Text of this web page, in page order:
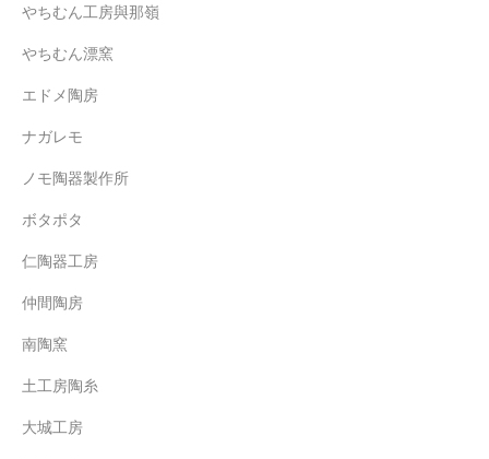
やちむん工房與那嶺
やちむん漂窯
エドメ陶房
ナガレモ
ノモ陶器製作所
ボタポタ
仁陶器工房
仲間陶房
南陶窯
土工房陶糸
大城工房